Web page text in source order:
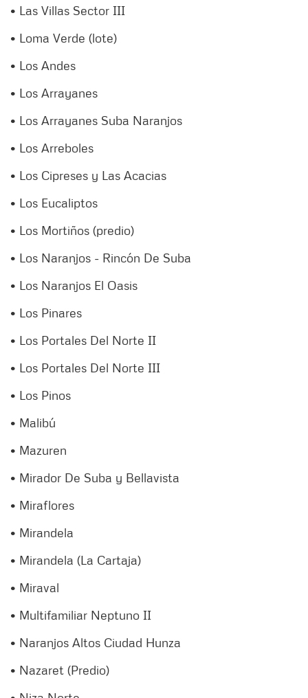
• Las Villas Sector III
• Loma Verde (lote)
• Los Andes
• Los Arrayanes
• Los Arrayanes Suba Naranjos
• Los Arreboles
• Los Cipreses y Las Acacias
• Los Eucaliptos
• Los Mortiños (predio)
• Los Naranjos - Rincón De Suba
• Los Naranjos El Oasis
• Los Pinares
• Los Portales Del Norte II
• Los Portales Del Norte III
• Los Pinos
• Malibú
• Mazuren
• Mirador De Suba y Bellavista
• Miraflores
• Mirandela
• Mirandela (La Cartaja)
• Miraval
• Multifamiliar Neptuno II
• Naranjos Altos Ciudad Hunza
• Nazaret (Predio)